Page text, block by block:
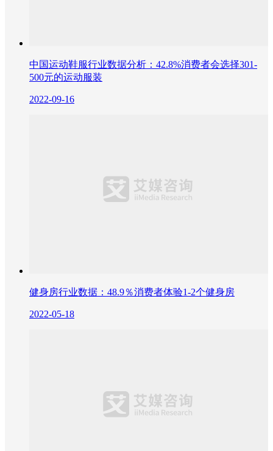
中国运动鞋服行业数据分析：42.8%消费者会选择301-
500元的运动服装
2022-09-16
健身房行业数据：48.9％消费者体验1-2个健身房
2022-05-18